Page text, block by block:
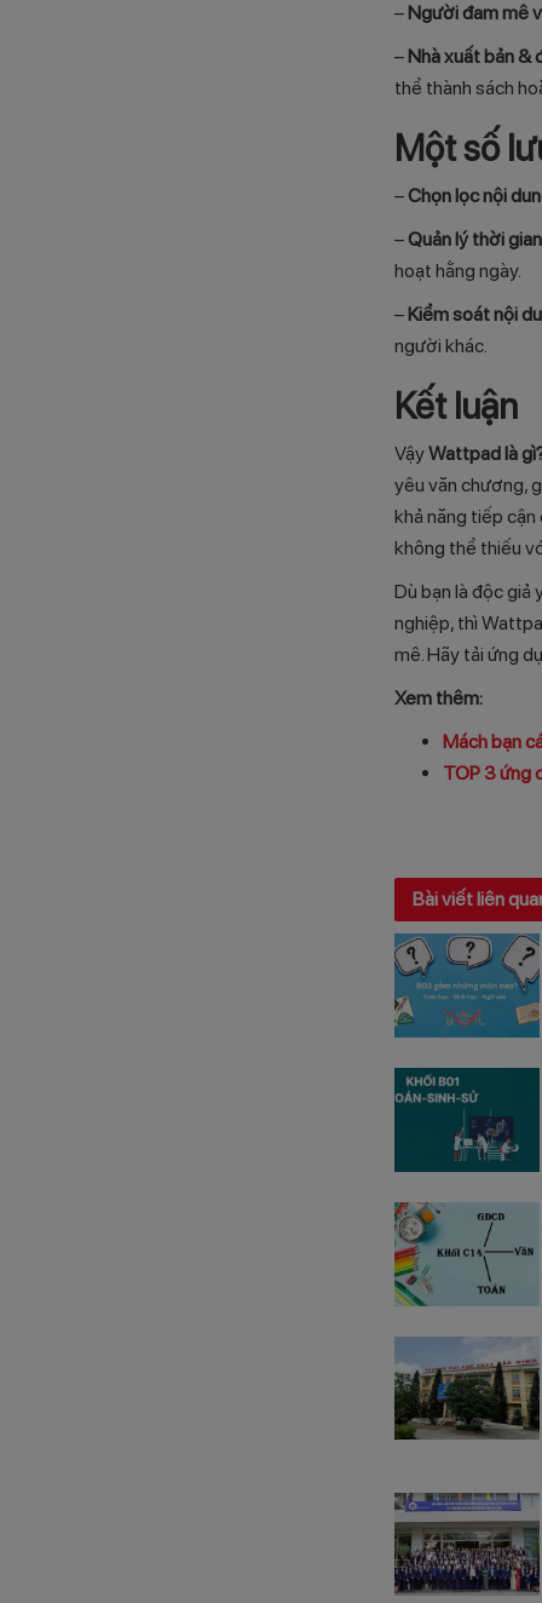
– Người đam mê
– Nhà xuất bản &
thể thành sách
Một số
–Chọn lọc nội
–Quản lý thời
hoạt hằng ngày.
– Kiểm soát nội
người khác.
Kết luận
VậyWattpad là
yêu văn chương,
khả năng tiếp
không thể thiếu
Dù bạn là độc giả
nghiệp, thì
mê. Hãy tải ứng
Xem thêm:
Mách bạn
TOP 3 ứng
Bài viết liên